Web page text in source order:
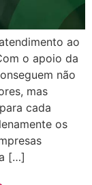
ao
o apoio da
não
mas
cada
os
[…]